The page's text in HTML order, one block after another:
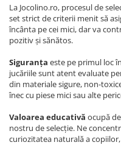
La Jocolino.ro, procesul de
set strict de criterii menit să
încânta pe cei mici, dar va
pozitiv și sănătos.
Siguranța este pe primul loc
jucăriile sunt atent evaluate
din materiale sigure, non-
înec cu piese mici sau alte
Valoarea educativă ocupă
nostru de selecție. Ne
curiozitatea naturală a